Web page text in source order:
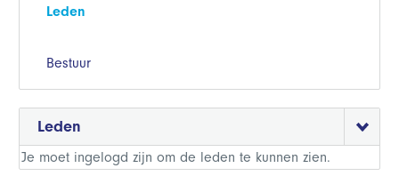
Leden
Bestuur
Leden
Je moet ingelogd zijn om de leden te kunnen zien.